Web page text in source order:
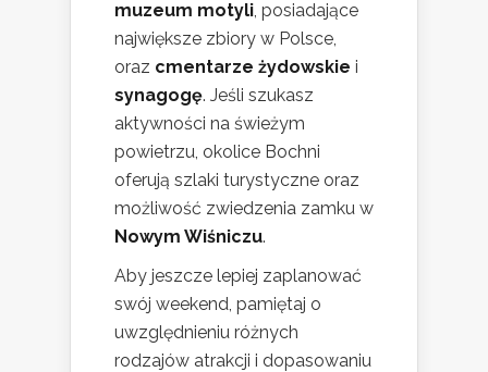
muzeum motyli , posiadające
największe zbiory w Polsce,
oraz cmentarze żydowskie i
synagogę. Jeśli szukasz
aktywności na świeżym
powietrzu, okolice Bochni
oferują szlaki turystyczne oraz
możliwość zwiedzenia zamku w
Nowym Wiśniczu.
Aby jeszcze lepiej zaplanować
swój weekend, pamiętaj o
uwzględnieniu różnych
rodzajów atrakcji i dopasowaniu